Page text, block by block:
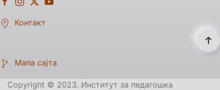
Контакт
Мапа сајта
Copyright © 2023. Институт за педагошка